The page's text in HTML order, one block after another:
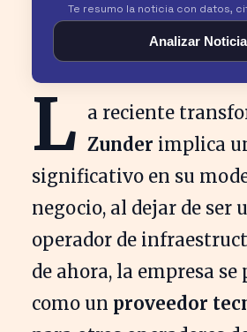
Te resumo la noticia con datos,
Analizar Noticia
L a reciente
Zunder implica
significativo en su
negocio, al dejar de ser
operador de
de ahora, la empresa se
como un proveedor